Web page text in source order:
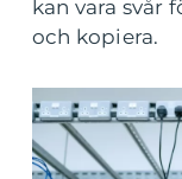
kan vara svår
och kopiera.